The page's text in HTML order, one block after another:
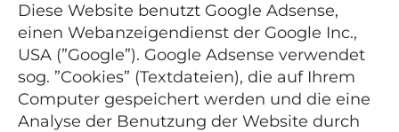
Diese Website benutzt Google Adsense,
einen Webanzeigendienst der Google Inc.,
USA (”Google”). Google Adsense verwendet
sog. ”Cookies” (Textdateien), die auf Ihrem
Computer gespeichert werden und die eine
Analyse der Benutzung der Website durch